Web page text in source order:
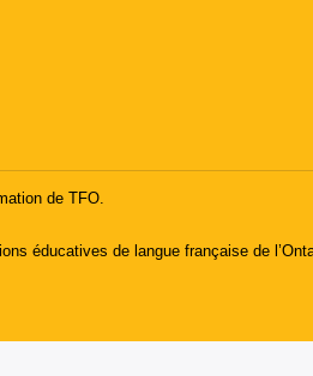
de TFO.
éducatives de langue française de